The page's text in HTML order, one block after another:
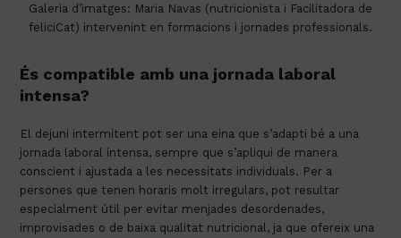
Galeria d’imatges: Maria Navas (nutricionista i Facilitadora de
feliciCat) intervenint en formacions i jornades professionals.
És compatible amb una jornada laboral
intensa?
El dejuni intermitent pot ser una eina que s’adapti bé a una
jornada laboral intensa, sempre que s’apliqui de manera
conscient i ajustada a les necessitats individuals. Per a
persones que tenen horaris molt irregulars, pot resultar
especialment útil per evitar menjades desordenades,
improvisades o de baixa qualitat nutricional, ja que ofereix una